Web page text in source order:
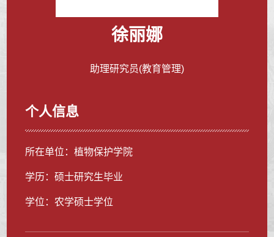
徐丽娜
助理研究员(教育管理)
个人信息
所在单位：植物保护学院
学历：硕士研究生毕业
学位：农学硕士学位